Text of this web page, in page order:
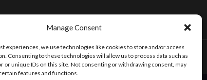
Manage Consent
experiences, we use technologies like cookies to store and/or access
Consenting to these technologies will allow us to process data such as
or unique IDs on this site. Not consenting or withdrawing consent, may
features and functions.